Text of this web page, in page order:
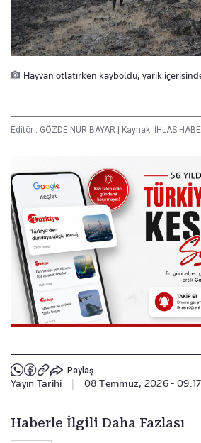
Hayvan otlatırken kayboldu, yarık
Editör : GÖZDE NUR BAYAR Kaynak: İHLAS
Paylaş
Yayın Tarihi 08 Temmuz, 2026 - 09:17
Haberle İlgili Daha Fazlası